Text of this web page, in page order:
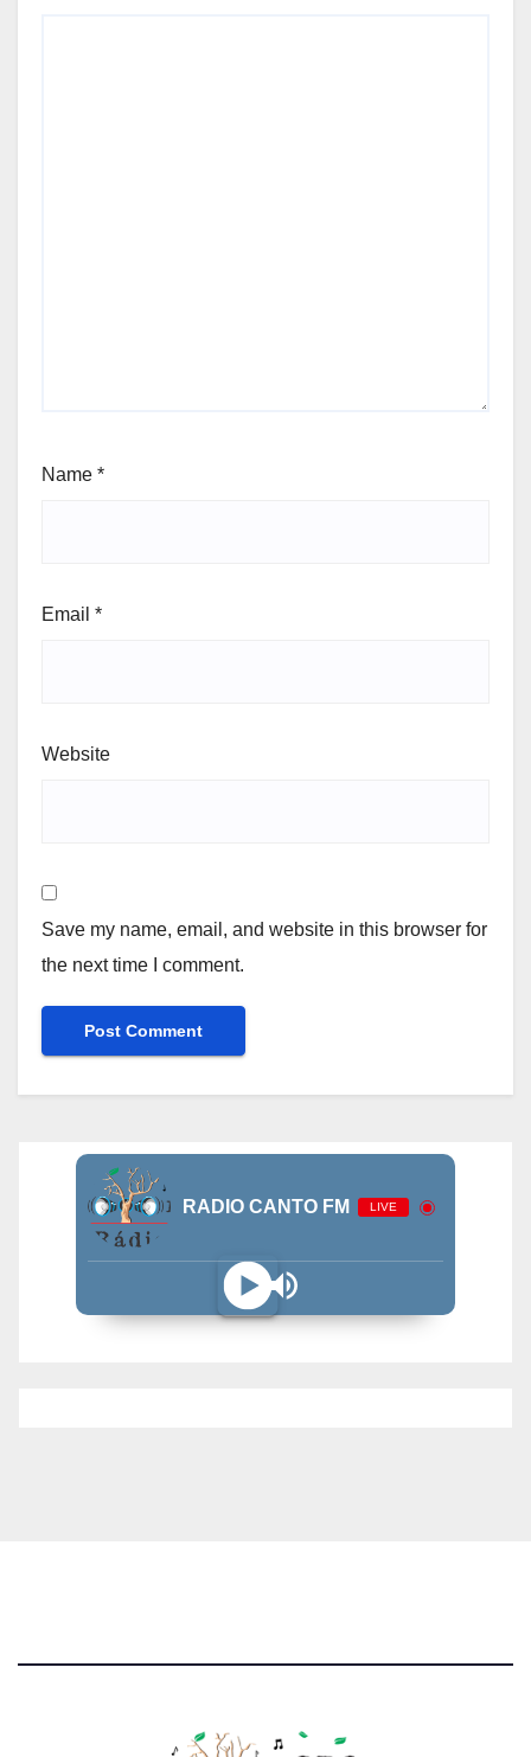
Name *
Email *
Website
Save my name, email, and website in this browser for
the next time I comment.
RADIO CANTO FM LIVE